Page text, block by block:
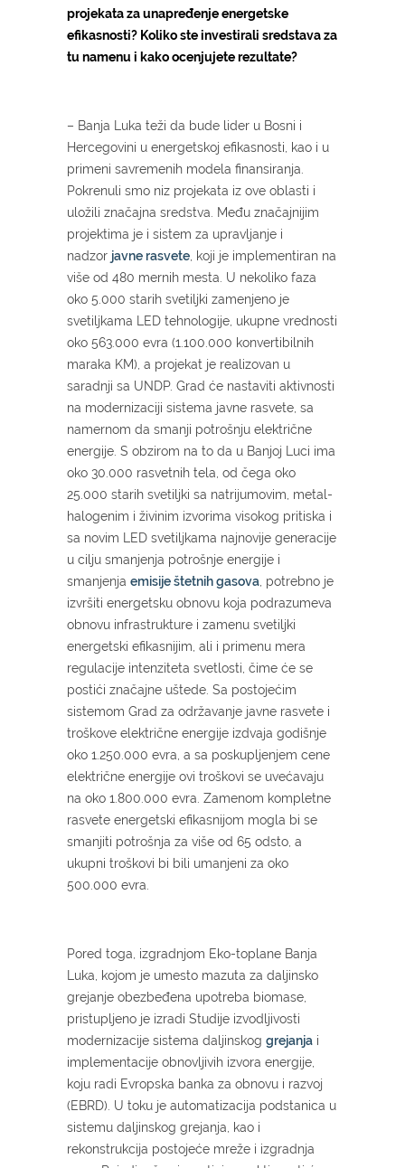
projekata za unapređenje energetske
efikasnosti? Koliko ste investirali sredstava za
tu namenu i kako ocenjujete rezultate?
– Banja Luka teži da bude lider u Bosni i
Hercegovini u energetskoj efikasnosti, kao i u
primeni savremenih modela finansiranja.
Pokrenuli smo niz projekata iz ove oblasti i
uložili značajna sredstva. Među značajnijim
projektima je i sistem za upravljanje i
nadzor javne rasvete , koji je implementiran na
više od 480 mernih mesta. U nekoliko faza
oko 5.000 starih svetiljki zamenjeno je
svetiljkama LED tehnologije, ukupne vrednosti
oko 563.000 evra (1.100.000 konvertibilnih
maraka KM), a projekat je realizovan u
saradnji sa UNDP. Grad će nastaviti aktivnosti
na modernizaciji sistema javne rasvete, sa
namernom da smanji potrošnju električne
energije. S obzirom na to da u Banjoj Luci ima
oko 30.000 rasvetnih tela, od čega oko
25.000 starih svetiljki sa natrijumovim, metal-
halogenim i živinim izvorima visokog pritiska i
sa novim LED svetiljkama najnovije generacije
u cilju smanjenja potrošnje energije i
smanjenja emisije štetnih gasova , potrebno je
izvršiti energetsku obnovu koja podrazumeva
obnovu infrastrukture i zamenu svetiljki
energetski efikasnijim, ali i primenu mera
regulacije intenziteta svetlosti, čime će se
postići značajne uštede. Sa postojećim
sistemom Grad za održavanje javne rasvete i
troškove električne energije izdvaja godišnje
oko 1.250.000 evra, a sa poskupljenjem cene
električne energije ovi troškovi se uvećavaju
na oko 1.800.000 evra. Zamenom kompletne
rasvete energetski efikasnijom mogla bi se
smanjiti potrošnja za više od 65 odsto, a
ukupni troškovi bi bili umanjeni za oko
500.000 evra.
Pored toga, izgradnjom Eko-toplane Banja
Luka, kojom je umesto mazuta za daljinsko
grejanje obezbeđena upotreba biomase,
pristupljeno je izradi Studije izvodljivosti
modernizacije sistema daljinskog grejanja i
implementacije obnovljivih izvora energije,
koju radi Evropska banka za obnovu i razvoj
(EBRD). U toku je automatizacija podstanica u
sistemu daljinskog grejanja, kao i
rekonstrukcija postojeće mreže i izgradnja